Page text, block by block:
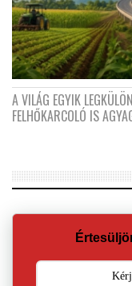
A VILÁG EGYIK
FELHŐKARCOLÓ IS